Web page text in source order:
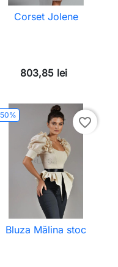
Corset Jolene
803,85 lei
favorite_border
Bluza Mălina stoc